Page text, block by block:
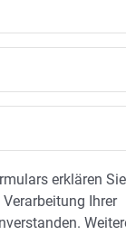
erklären Sie
Ihrer